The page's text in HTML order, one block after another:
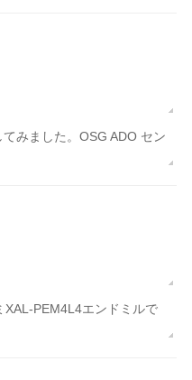
みました。OSG ADO セン
XAL-PEM4L4エンドミルで